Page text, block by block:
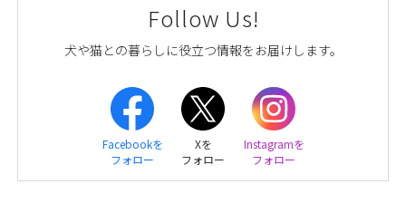
Follow Us!
犬や猫との暮らしに役立つ情報をお届けします。
Facebookを
フォロー
Xを
フォロー
Instagramを
フォロー